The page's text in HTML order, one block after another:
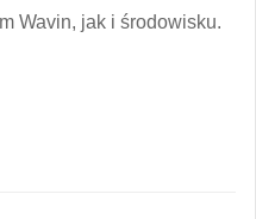
Wavin, jak i środowisku.